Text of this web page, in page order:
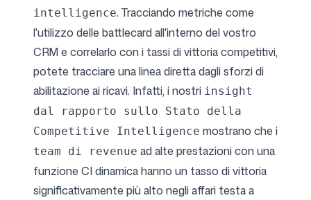
intelligence. Tracciando metriche come
l'utilizzo delle battlecard all'interno del vostro
CRM e correlarlo con i tassi di vittoria competitivi,
potete tracciare una linea diretta dagli sforzi di
abilitazione ai ricavi. Infatti, i nostri insight
dal rapporto sullo Stato della
Competitive Intelligence mostrano che i
team di revenue ad alte prestazioni con una
funzione CI dinamica hanno un tasso di vittoria
significativamente più alto negli affari testa a